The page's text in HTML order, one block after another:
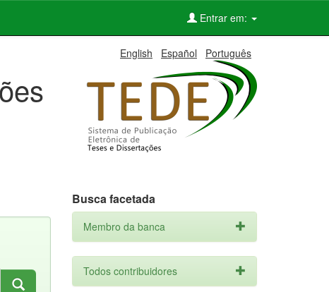
Entrar em:
English Español Português
Busca facetada
Membro da banca
Todos contribuidores